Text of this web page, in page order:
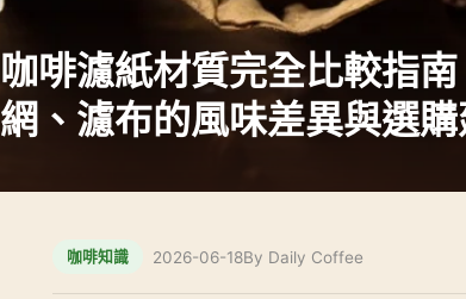
咖啡濾紙材質完全比較指
網、濾布的風味差異與選
咖啡知識 2026-06-18By Daily Coffee